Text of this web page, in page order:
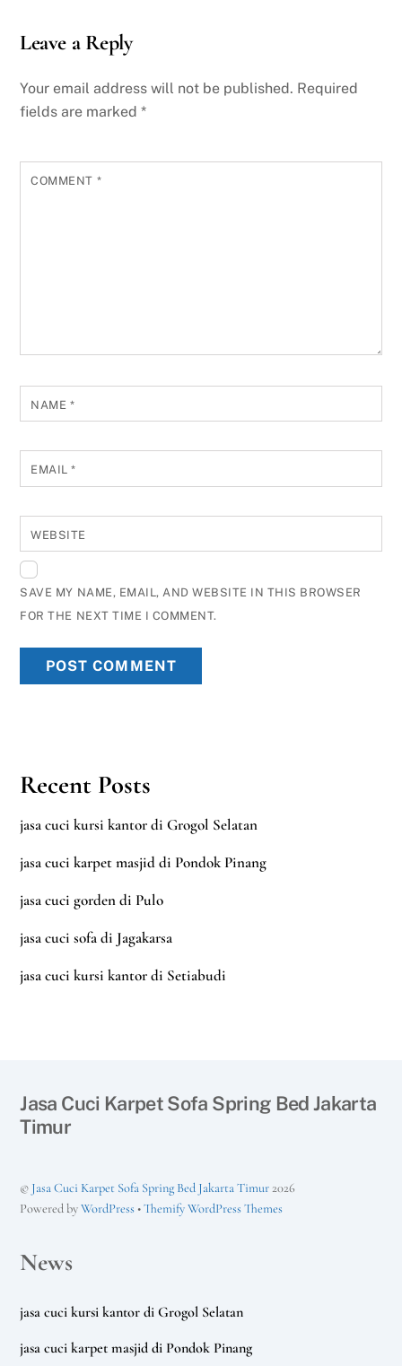
Leave a Reply
Your email address will not be published. Required
fields are marked*
COMMENT *
NAME *
EMAIL*
WEBSITE
SAVE MY NAME, EMAIL, AND WEBSITE IN THIS BROWSER
FOR THE NEXT TIME I COMMENT.
Recent Posts
jasa cuci kursi kantor di Grogol Selatan
jasa cuci karpet masjid di Pondok Pinang
jasa cuci gorden di Pulo
jasa cuci sofa di Jagakarsa
jasa cuci kursi kantor di Setiabudi
Jasa Cuci Karpet Sofa Spring Bed Jakarta
Timur
© Jasa Cuci Karpet Sofa Spring Bed Jakarta Timur2026
Powered byWordPress •Themify WordPress Themes
News
jasa cuci kursi kantor di Grogol Selatan
jasa cuci karpet masjid di Pondok Pinang